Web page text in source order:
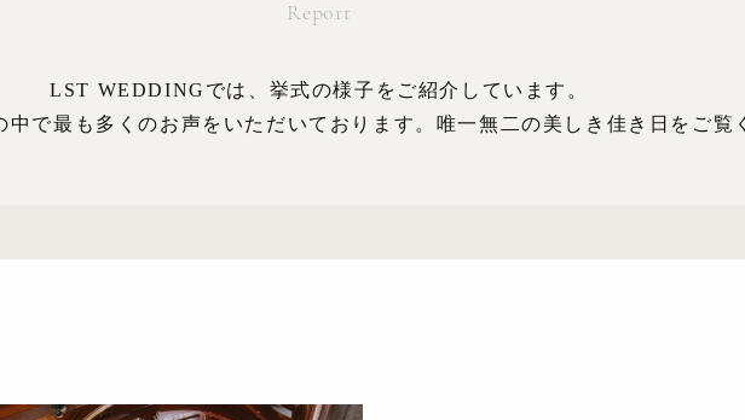
Report
LST WEDDINGでは、挙式の様子をご紹介しています。
中で最も多くのお声をいただいております。唯一無二の美しき佳き日をご覧